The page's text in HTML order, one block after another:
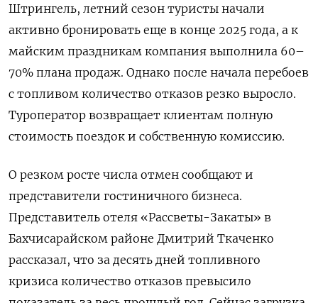
Штрингель, летний сезон туристы начали
активно бронировать еще в конце 2025 года, а к
майским праздникам компания выполнила 60–
70% плана продаж. Однако после начала перебоев
с топливом количество отказов резко выросло.
Туроператор возвращает клиентам полную
стоимость поездок и собственную комиссию.
О резком росте числа отмен сообщают и
представители гостиничного бизнеса.
Представитель отеля «Рассветы-Закаты» в
Бахчисарайском районе Дмитрий Ткаченко
рассказал, что за десять дней топливного
кризиса количество отказов превысило